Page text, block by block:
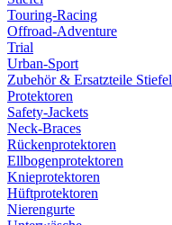
Touring-Racing
Offroad-Adventure
Trial
Urban-Sport
Zubehör & Ersatzteile Stiefel
Protektoren
Safety-Jackets
Neck-Braces
Rückenprotektoren
Ellbogenprotektoren
Knieprotektoren
Hüftprotektoren
Nierengurte